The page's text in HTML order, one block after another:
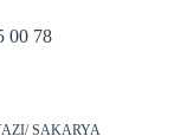
00 78
SAKARYA